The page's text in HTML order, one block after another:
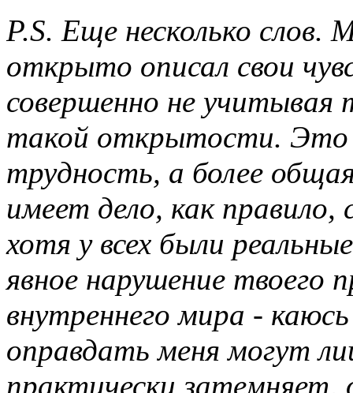
Р.S. Еще несколько слов.
открыто описал свои
совершенно не учитывая
такой открытости. Это
трудность, а более
имеет дело, как
хотя у всех были
явное нарушение твоего
внутреннего мира -
оправдать меня могут
практически затемняет,